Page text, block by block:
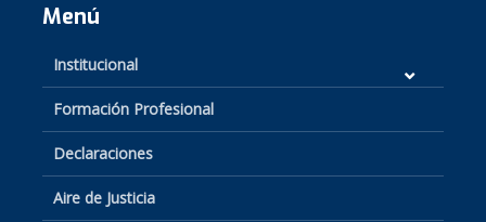
Menú
Institucional
Formación Profesional
Declaraciones
Aire de Justicia